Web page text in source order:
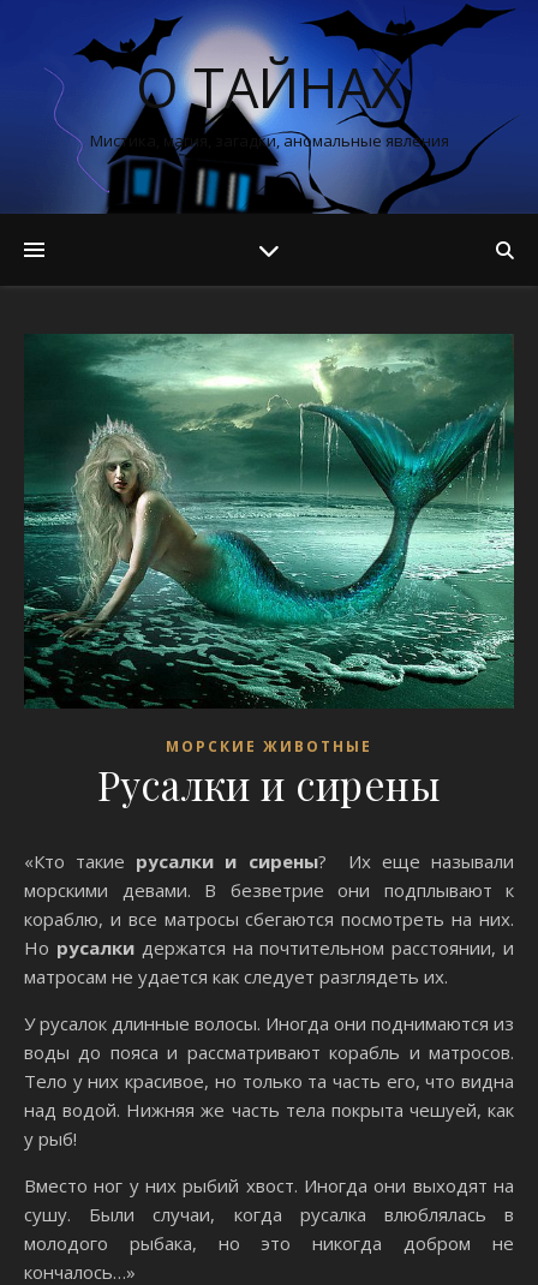
О ТАЙНАХ
Мистика, магия, загадки, аномальные явления
МОРСКИЕ ЖИВОТНЫЕ
Русалки и сирены
«Кто такие русалки и сирены? Их еще называли
морскими девами. В безветрие они подплывают к
кораблю, и все матросы сбегаются посмотреть на них.
Но русалкидержатся на почтительном расстоянии, и
матросам не удается как следует разглядеть их.
У русалок длинные волосы. Иногда они поднимаются из
воды до пояса и рассматривают корабль и матросов.
Тело у них красивое, но только та часть его, что видна
над водой. Нижняя же часть тела покрыта чешуей, как
у рыб!
Вместо ног у них рыбий хвост. Иногда они выходят на
сушу. Были случаи, когда русалка влюблялась в
молодого рыбака, но это никогда добром не
кончалось…»